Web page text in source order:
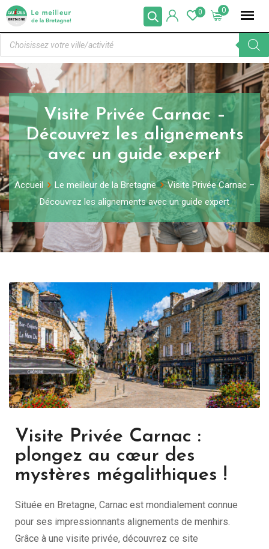
0
0
Visite Privée Carnac –
Découvrez les alignements
avec un guide expert
Accueil Le meilleur de la Bretagne
Visite Privée Carnac –
Découvrez les alignements avec un guide expert
Visite Privée Carnac :
plongez au cœur des
mystères mégalithiques !
Située en Bretagne, Carnac est mondialement connue
pour ses impressionnants alignements de menhirs.
Grâce à une visite privée, découvrez ce site